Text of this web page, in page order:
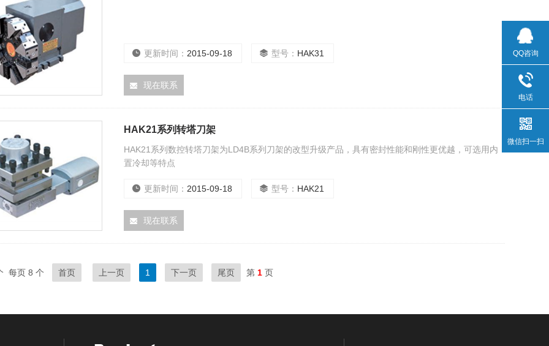
更新时间： 2015-09-18 型号： HAK31
现在联系
HAK21系列转塔刀架
HAK21系列数控转塔刀架为LD4B系列刀架的改型升级产品，具有密封性能和刚性更优越，可选用内
置冷却等特点
更新时间： 2015-09-18 型号： HAK21
现在联系
每页 8 个 首页 上一页 1 下一页 尾页 第 1 页
QQ咨询
电话
微信扫一扫